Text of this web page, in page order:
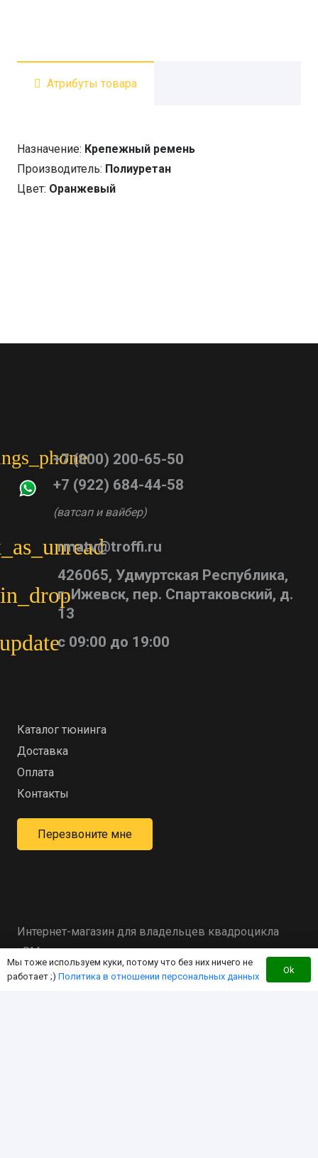
Атрибуты товара
Назначение: Крепежный ремень
Производитель: Полиуретан
Цвет: Оранжевый
+7 (800) 200-65-50
+7 (922) 684-44-58
(ватсап и вайбер)
rmatv@troffi.ru
426065, Удмуртская Республика,
г. Ижевск, пер. Спартаковский, д.
13
updateс 09:00 до 19:00
Каталог тюнинга
Доставка
Оплата
Контакты
Перезвоните мне
Интернет-магазин для владельцев квадроцикла
«RM»
Мы создали этот интернет-магазин с целью
Мы тоже используем куки, потому что без них ничего не
работает ;) Политика в отношении персональных данных
Ok